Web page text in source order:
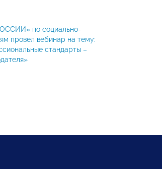
по социально-
провел вебинар на тему:
стандарты –